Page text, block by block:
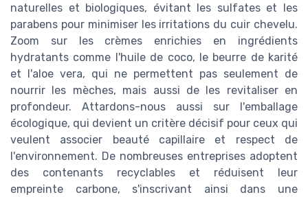
naturelles et biologiques, évitant les sulfates et les
parabens pour minimiser les irritations du cuir chevelu.
Zoom sur les crèmes enrichies en ingrédients
hydratants comme l'huile de coco, le beurre de karité
et l'aloe vera, qui ne permettent pas seulement de
nourrir les mèches, mais aussi de les revitaliser en
profondeur. Attardons-nous aussi sur l'emballage
écologique, qui devient un critère décisif pour ceux qui
veulent associer beauté capillaire et respect de
l'environnement. De nombreuses entreprises adoptent
des contenants recyclables et réduisent leur
empreinte carbone, s'inscrivant ainsi dans une